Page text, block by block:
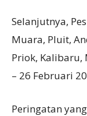
Selanjutnya,
Muara, Pluit,
Priok, Kalibaru,
– 26 Februari
Peringatan